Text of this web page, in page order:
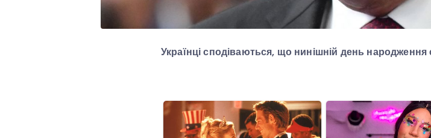
Українці сподіваються, що нинішній день народження